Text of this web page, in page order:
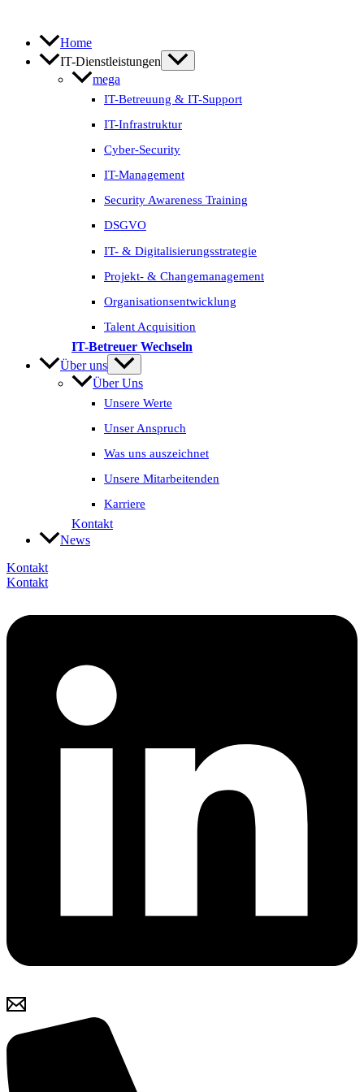
springen
Home
IT-Dienstleistungen
mega
IT-Betreuung & IT-Support
IT-Infrastruktur
Cyber-Security
IT-Management
Security Awareness Training
DSGVO
IT- & Digitalisierungs­strategie
Projekt- & Change­management
Organisations­entwicklung
Talent Acquisition
IT-Betreuer Wechseln
Über uns
Über Uns
Unsere Werte
Unser Anspruch
Was uns auszeichnet
Unsere Mitarbeitenden
Karriere
Kontakt
News
Kontakt
Kontakt